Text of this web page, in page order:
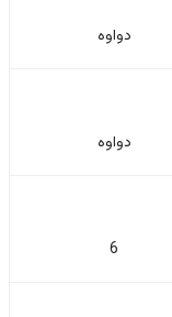
دواوە
دواوە
6